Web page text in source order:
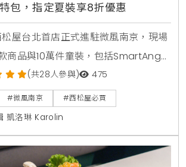
包，指定夏裝享8折優惠
屋台北首店正式進駐微風南京，現場
商品與10萬件童裝，包括SmartAngel
衣與熱銷安撫玩具。慶祝開幕推出全
裝8折優惠，打造台北家長一站式育
(共28人參與) 475
#微風南京 #西松屋必買
凱洛琳 Karolin